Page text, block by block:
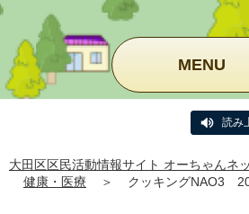
MENU
読み
大田区区民活動情報サイト オーちゃんネ
健康・医療
＞ クッキングNAO3